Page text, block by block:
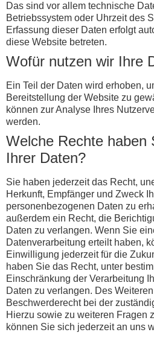
Das sind vor allem technische
Betriebssystem oder Uhrzeit des
Erfassung dieser Daten erfolgt
diese Website betreten.
Wofür nutzen wir Ihre
Ein Teil der Daten wird erhoben,
Bereitstellung der Website zu
können zur Analyse Ihres
werden.
Welche Rechte haben
Ihrer Daten?
Sie haben jederzeit das Recht,
Herkunft, Empfänger und Zweck
personenbezogenen Daten zu
außerdem ein Recht, die
Daten zu verlangen. Wenn Sie
Datenverarbeitung erteilt haben,
Einwilligung jederzeit für die
haben Sie das Recht, unter
Einschränkung der Verarbeitung
Daten zu verlangen. Des
Beschwerderecht bei der
Hierzu sowie zu weiteren Fragen
können Sie sich jederzeit an uns